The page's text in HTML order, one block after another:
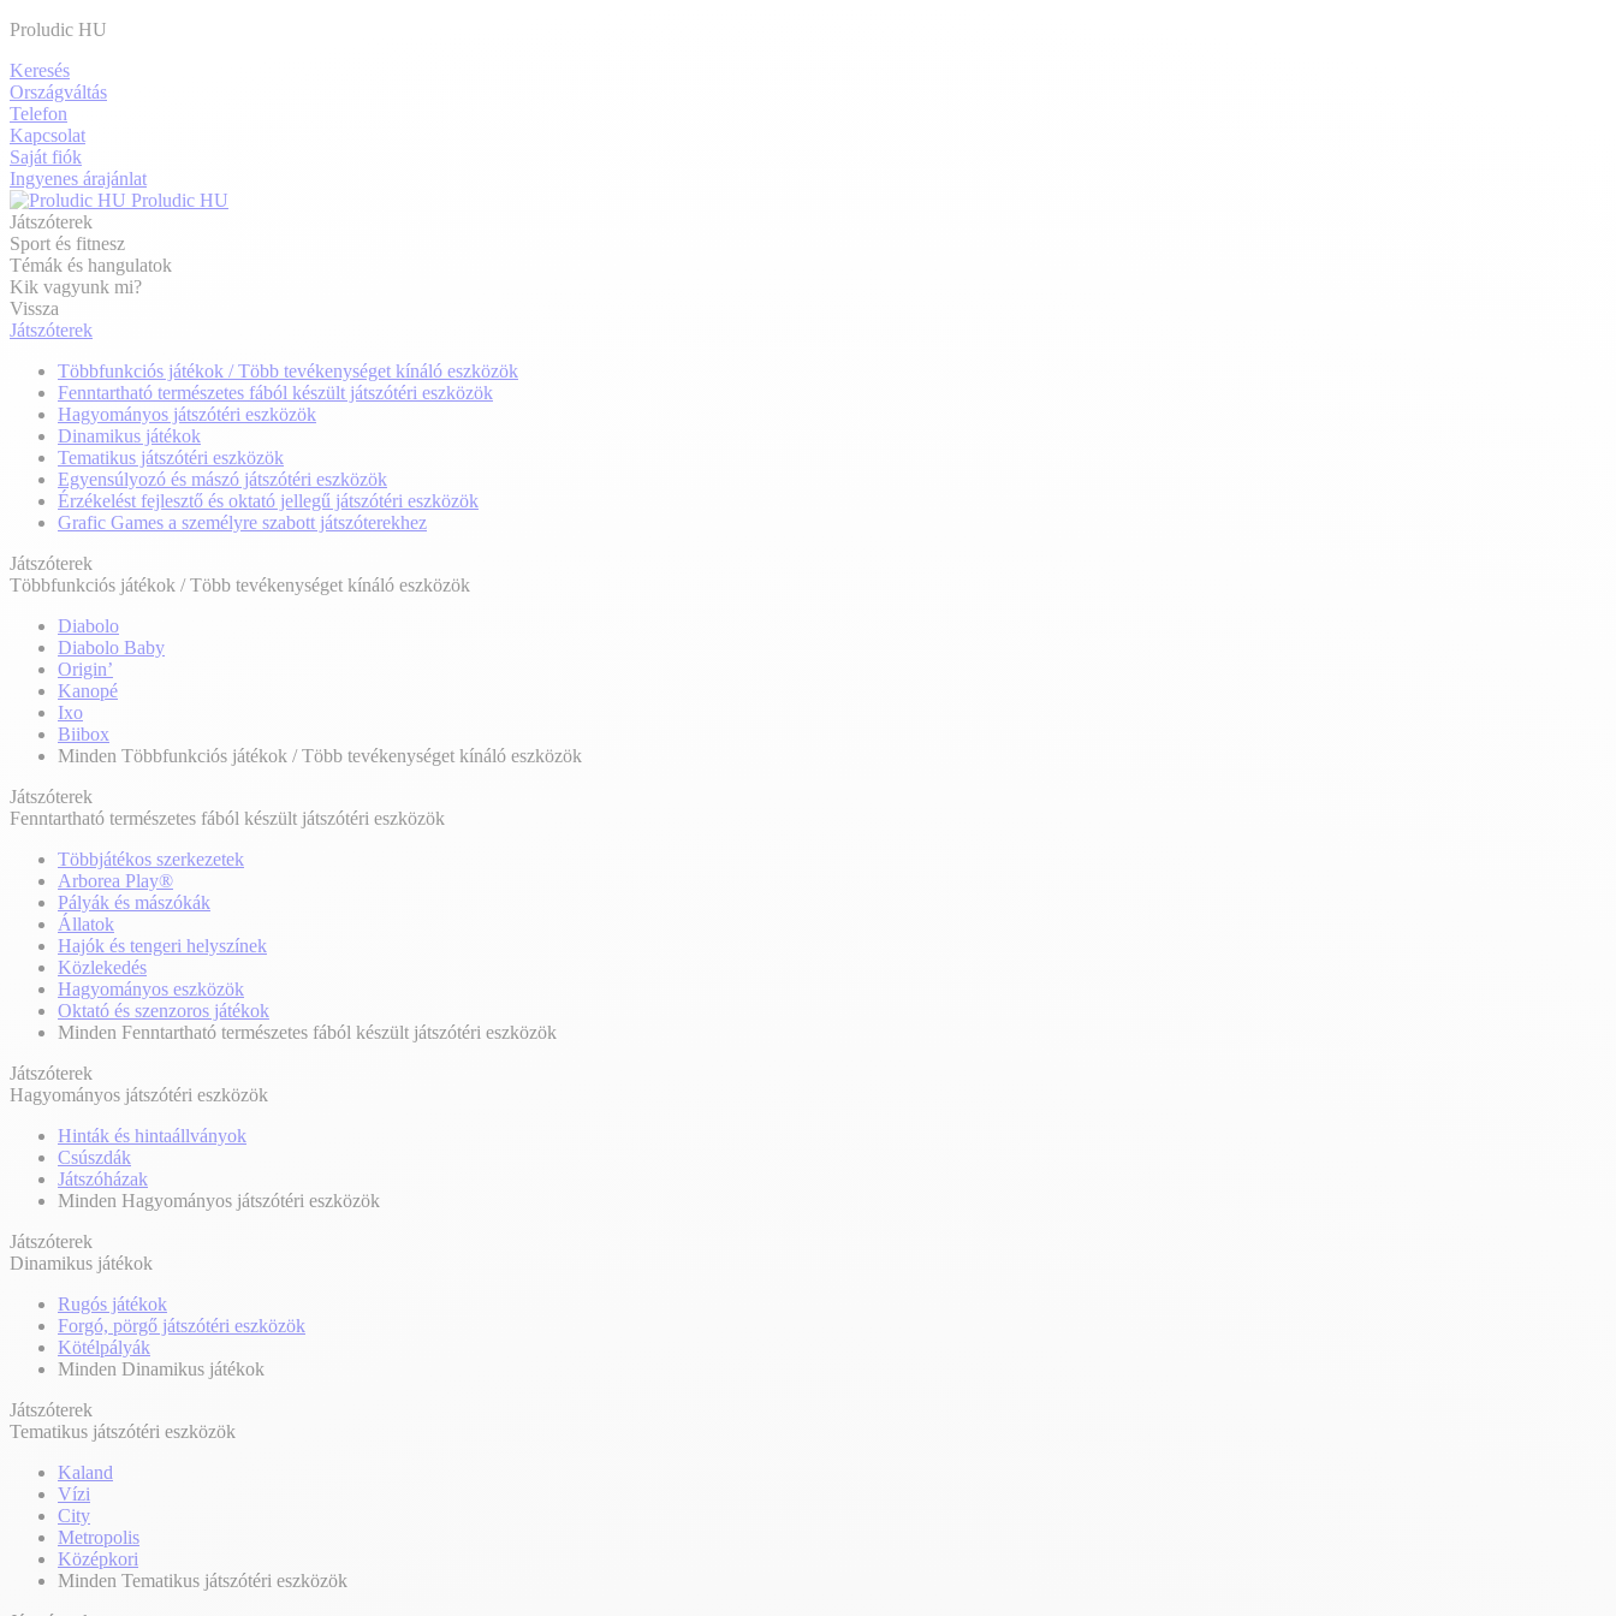
Proludic HU
Keresés
Országváltás
Telefon
Kapcsolat
Saját fiók
Ingyenes árajánlat
Proludic HU
Játszóterek
Sport és fitnesz
Témák és hangulatok
Kik vagyunk mi?
Vissza
Játszóterek
Többfunkciós játékok / Több tevékenységet kínáló eszközök
Fenntartható természetes fából készült játszótéri eszközök
Hagyományos játszótéri eszközök
Dinamikus játékok
Tematikus játszótéri eszközök
Egyensúlyozó és mászó játszótéri eszközök
Érzékelést fejlesztő és oktató jellegű játszótéri eszközök
Grafic Games a személyre szabott játszóterekhez
Játszóterek
Többfunkciós játékok / Több tevékenységet kínáló eszközök
Diabolo
Diabolo Baby
Origin’
Kanopé
Ixo
Biibox
Minden Többfunkciós játékok / Több tevékenységet kínáló eszközök
Játszóterek
Fenntartható természetes fából készült játszótéri eszközök
Többjátékos szerkezetek
Arborea Play®
Pályák és mászókák
Állatok
Hajók és tengeri helyszínek
Közlekedés
Hagyományos eszközök
Oktató és szenzoros játékok
Minden Fenntartható természetes fából készült játszótéri eszközök
Játszóterek
Hagyományos játszótéri eszközök
Hinták és hintaállványok
Csúszdák
Játszóházak
Minden Hagyományos játszótéri eszközök
Játszóterek
Dinamikus játékok
Rugós játékok
Forgó, pörgő játszótéri eszközök
Kötélpályák
Minden Dinamikus játékok
Játszóterek
Tematikus játszótéri eszközök
Kaland
Vízi
City
Metropolis
Középkori
Minden Tematikus játszótéri eszközök